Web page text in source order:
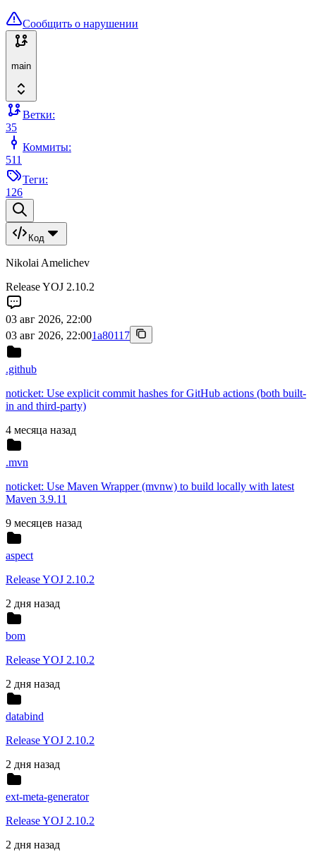
Сообщить о нарушении
main
Ветки:
35
Коммиты:
511
Теги:
126
Код
Nikolai Amelichev
Release YOJ 2.10.2
03 авг 2026, 22:00
03 авг 2026, 22:001a80117
.github
noticket: Use explicit commit hashes for GitHub actions (both built-
in and third-party)
4 месяца назад
.mvn
noticket: Use Maven Wrapper (mvnw) to build locally with latest
Maven 3.9.11
9 месяцев назад
aspect
Release YOJ 2.10.2
2 дня назад
bom
Release YOJ 2.10.2
2 дня назад
databind
Release YOJ 2.10.2
2 дня назад
ext-meta-generator
Release YOJ 2.10.2
2 дня назад